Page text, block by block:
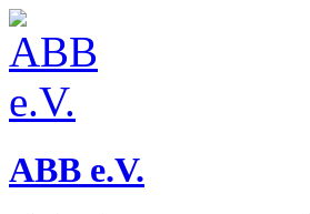
ABB e.V.